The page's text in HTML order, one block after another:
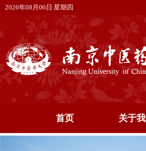
2026年08月06日 星期四
首页 关于